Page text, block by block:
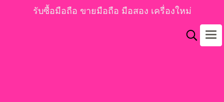
รับซื้อมือถือ ขายมือถือ มือสอง เครื่องใหม่